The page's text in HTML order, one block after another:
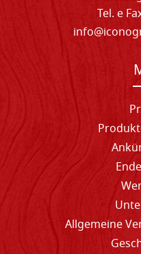
Tel. e
Allgemeine